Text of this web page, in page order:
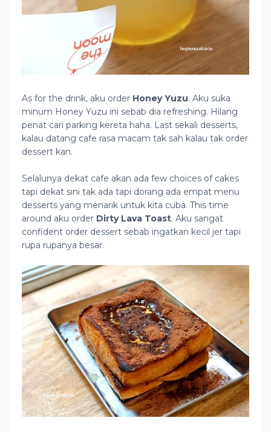
As for the drink, aku order Honey Yuzu. Aku suka
minum Honey Yuzu ini sebab dia refreshing. Hilang
penat cari parking kereta haha. Last sekali desserts,
kalau datang cafe rasa macam tak sah kalau tak order
dessert kan.
Selalunya dekat cafe akan ada few choices of cakes
tapi dekat sini tak ada tapi dorang ada empat menu
desserts yang menarik untuk kita cuba. This time
around aku order Dirty Lava Toast. Aku sangat
confident order dessert sebab ingatkan kecil jer tapi
rupa rupanya besar.